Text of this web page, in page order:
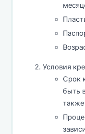
Условия
Срок
быть
также